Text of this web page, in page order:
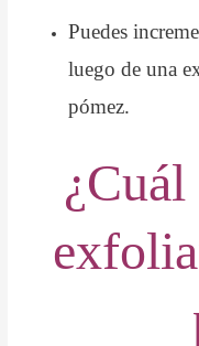
Puedes
luego de una
pómez.